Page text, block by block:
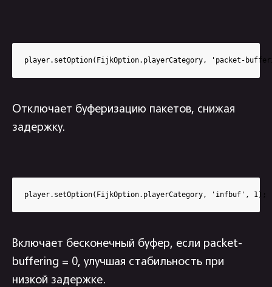
player.setOption(FijkOption.playerCategory, 'packet-
Отключает буферизацию пакетов, снижая
задержку.
player.setOption(FijkOption.playerCategory, 'infbuf', 1);
Включает бесконечный буфер, если packet-
buffering = 0, улучшая стабильность при
низкой задержке.